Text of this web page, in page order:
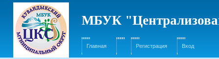
МБУК
Главная Регистрация Вход